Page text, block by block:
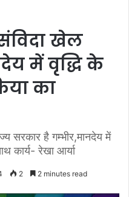
खेल
में वृद्धि के
का
सरकार है गम्भीर,मानदेय में
कार्य- रेखा आर्या
2 2 minutes read